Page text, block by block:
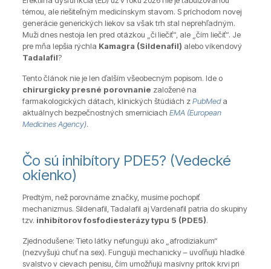
témou, ale riešiteľným medicínskym stavom. S príchodom novej
generácie generických liekov sa však trh stal neprehľadným.
Muži dnes nestoja len pred otázkou „či liečiť“, ale „čím liečiť“. Je
pre mňa lepšia rýchla Kamagra (Sildenafil) alebo víkendový
Tadalafil?
Tento článok nie je len ďalším všeobecným popisom. Ide o
chirurgicky presné porovnanie založené na
farmakologických dátach, klinických štúdiách zPubMeda
aktuálnych bezpečnostných smerniciach EMA (European
Medicines Agency).
Čo sú inhibítory PDE5? (Vedecké
okienko)
Predtým, než porovnáme značky, musíme pochopiť
mechanizmus. Sildenafil, Tadalafil aj Vardenafil patria do skupiny
tzv. inhibítorov fosfodiesterázy typu 5 (PDE5).
Zjednodušene: Tieto látky nefungujú ako „afrodiziakum“
(nezvyšujú chuť na sex). Fungujú mechanicky – uvoľňujú hladké
svalstvo v cievach penisu, čím umožňujú masívny prítok krvi pri